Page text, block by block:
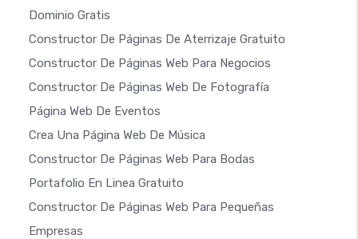
Dominio Gratis
Constructor De Páginas De Aterrizaje Gratuito
Constructor De Páginas Web Para Negocios
Constructor De Páginas Web De Fotografía
Página Web De Eventos
Crea Una Página Web De Música
Constructor De Páginas Web Para Bodas
Portafolio En Linea Gratuito
Constructor De Páginas Web Para Pequeñas
Empresas